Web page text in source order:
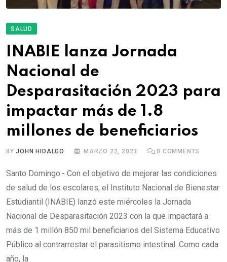
SALUD
INABIE lanza Jornada
Nacional de
Desparasitación 2023 para
impactar más de 1.8
millones de beneficiarios
BYJOHN HIDALGO MARZO 22, 2023 0 COMMENTS
Santo Domingo.- Con el objetivo de mejorar las condiciones
de salud de los escolares, el Instituto Nacional de Bienestar
Estudiantil (INABIE) lanzó este miércoles la Jornada
Nacional de Desparasitación 2023 con la que impactará a
más de 1 millón 850 mil beneficiarios del Sistema Educativo
Público al contrarrestar el parasitismo intestinal. Como cada
año, la